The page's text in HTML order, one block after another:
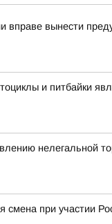
вправе вынести
и питбайки
нелегальной
при участии